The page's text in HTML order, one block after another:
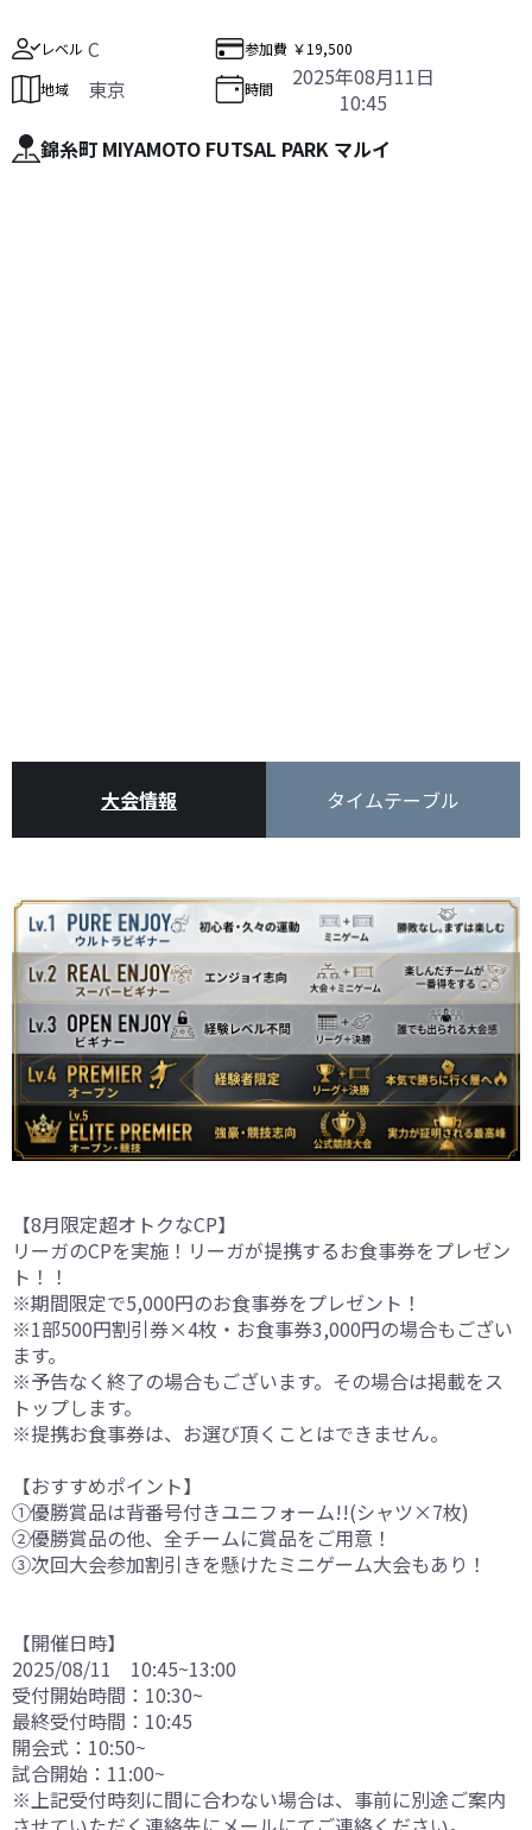
錦糸町 MIYAMOTO FUTSAL PARK マルイ
レベル C 参加費 ￥19,500
地域
東京 時間
2025年08月11日
10:45
大会情報 タイムテーブル
【8月限定超オトクなCP】
リーガのCPを実施！リーガが提携するお食事券をプレゼン
ト！！
※期間限定で5,000円のお食事券をプレゼント！
※1部500円割引券×4枚・お食事券3,000円の場合もござい
ます。
※予告なく終了の場合もございます。その場合は掲載をス
トップします。
※提携お食事券は、お選び頂くことはできません。
【おすすめポイント】
①優勝賞品は背番号付きユニフォーム!!(シャツ×7枚)
②優勝賞品の他、全チームに賞品をご用意！
③次回大会参加割引きを懸けたミニゲーム大会もあり！
【開催日時】
2025/08/11 10:45~13:00
受付開始時間：10:30~
最終受付時間：10:45
開会式：10:50~
試合開始：11:00~
※上記受付時刻に間に合わない場合は、事前に別途ご案内